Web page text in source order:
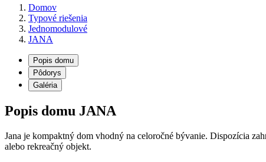
Domov
Typové riešenia
Jednomodulové
JANA
Popis domu
Pôdorys
Galéria
Popis domu JANA
Jana je kompaktný dom vhodný na celoročné bývanie. Dispozícia
alebo rekreačný objekt.